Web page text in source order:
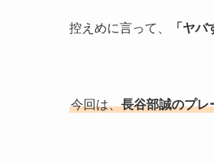
控えめに言って、 「ヤバ
今回は、長谷部誠のプレ